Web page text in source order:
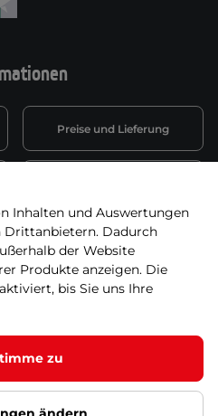
Preise und Lieferung
Batterieentsorgung
Widerruf erklären
vorbehalten1
Inhalten und Auswertungen
Drittanbietern. Dadurch
der Website
Produkte anzeigen. Die
bis Sie uns Ihre
zu